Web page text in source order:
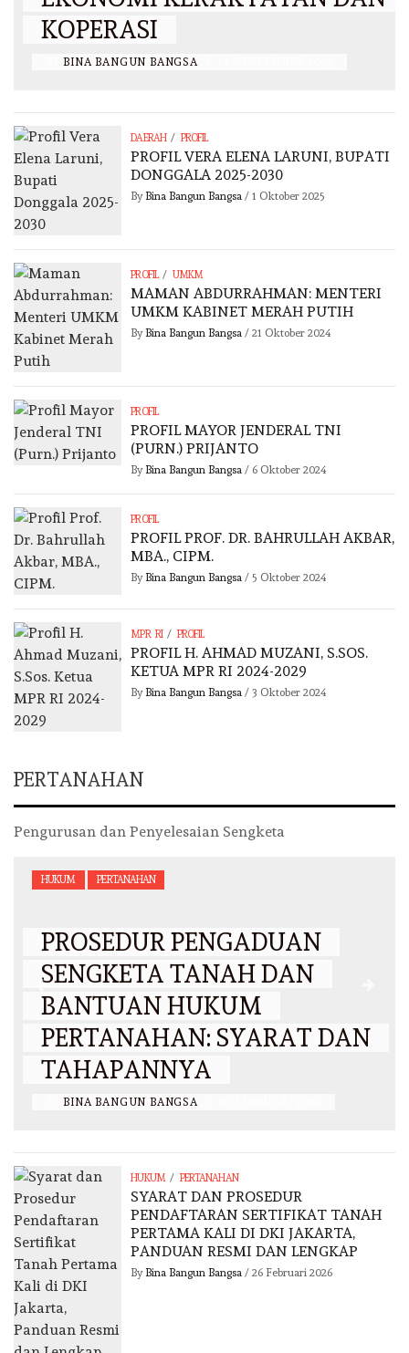
KOPERASI
BINA BANGUN BANGSA
DAERAH / PROFIL
PROFIL VERA ELENA LARUNI, BUPATI
DONGGALA 2025-2030
By Bina Bangun Bangsa/ 1 Oktober 2025
PROFIL / UMKM
MAMAN ABDURRAHMAN: MENTERI
UMKM KABINET MERAH PUTIH
By Bina Bangun Bangsa/ 21 Oktober 2024
PROFIL
PROFIL MAYOR JENDERAL TNI
(PURN.) PRIJANTO
By Bina Bangun Bangsa/ 6 Oktober 2024
PROFIL
PROFIL PROF. DR. BAHRULLAH AKBAR,
MBA., CIPM.
By Bina Bangun Bangsa/ 5 Oktober 2024
MPR RI / PROFIL
PROFIL H. AHMAD MUZANI, S.SOS.
KETUA MPR RI 2024-2029
By Bina Bangun Bangsa/ 3 Oktober 2024
PERTANAHAN
Pengurusan dan Penyelesaian Sengketa
HUKUM PERTANAHAN
PROSEDUR PENGADUAN
SENGKETA TANAH DAN
BANTUAN HUKUM
PERTANAHAN: SYARAT DAN
TAHAPANNYA
BINA BANGUN BANGSA
HUKUM / PERTANAHAN
SYARAT DAN PROSEDUR
PENDAFTARAN SERTIFIKAT TANAH
PERTAMA KALI DI DKI JAKARTA,
PANDUAN RESMI DAN LENGKAP
By Bina Bangun Bangsa/ 26 Februari 2026